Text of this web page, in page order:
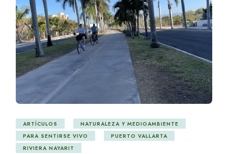
ARTÍCULOS
NATURALEZA Y MEDIOAMBIENTE
PARA SENTIRSE VIVO
PUERTO VALLARTA
RIVIERA NAYARIT